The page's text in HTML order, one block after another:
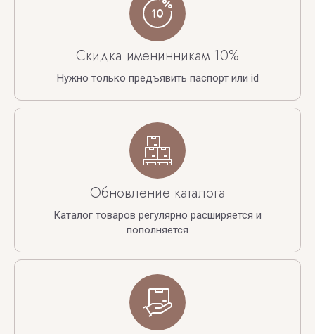
Скидка именинникам 10%
Нужно только предъявить паспорт или id
Обновление каталога
Каталог товаров регулярно расширяется и
пополняется